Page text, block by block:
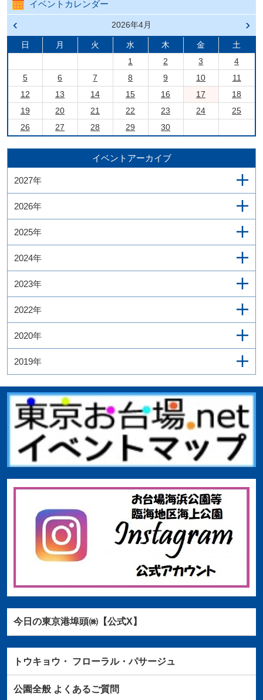
イベントカレンダー
前の
戻る
2026年4月
次の
進む
日 月 火 水 木 金
土
1
2 3
4
5
6 7 8 9 10
11
12
13 14 15 16 17
18
19
20 21 22 23 24
25
26
27 28 29 30
イベントアーカイブ
2027年
2026年
2025年
2024年
2023年
2022年
2020年
2019年
今日の東京港埠頭㈱【公式X】
トウキョウ・ フローラル・パサージュ
公園全般よくあるご質問